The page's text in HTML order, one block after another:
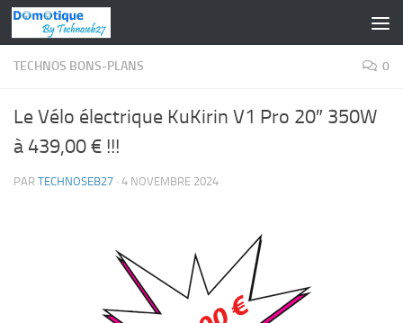
Skip to content
TECHNOS BONS-PLANS 0
Le Vélo électrique KuKirin V1 Pro 20″ 350W
à 439,00 € !!!
PAR TECHNOSEB27 · 4 NOVEMBRE 2024